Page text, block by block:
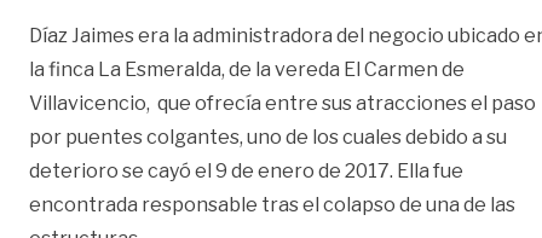
Díaz Jaimes era la administradora del negocio ubicado
la finca La Esmeralda, de la vereda El Carmen de
Villavicencio, que ofrecía entre sus atracciones el paso
por puentes colgantes, uno de los cuales debido a su
deterioro se cayó el 9 de enero de 2017. Ella fue
encontrada responsable tras el colapso de una de las